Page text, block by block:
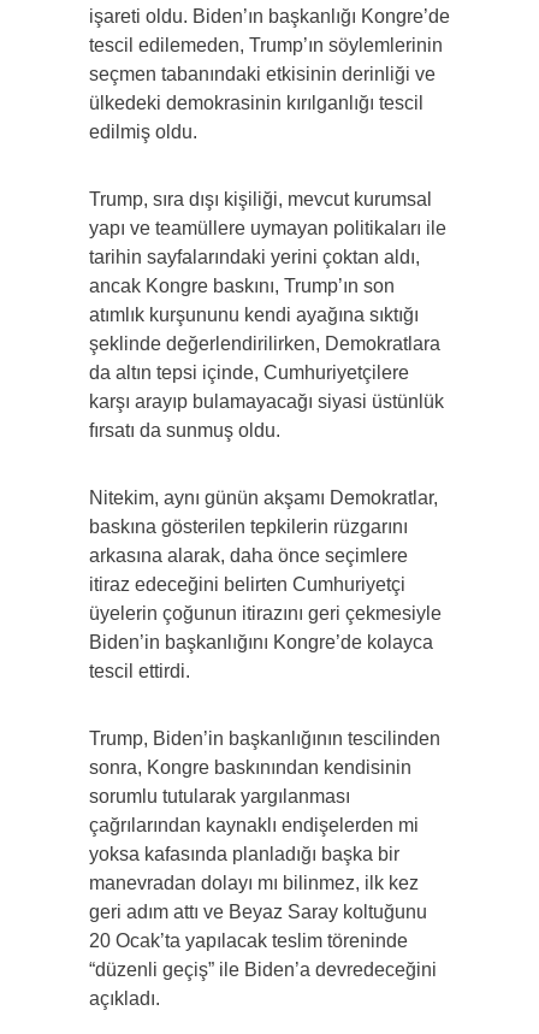
işareti oldu. Biden’ın başkanlığı Kongre’de
tescil edilemeden, Trump’ın söylemlerinin
seçmen tabanındaki etkisinin derinliği ve
ülkedeki demokrasinin kırılganlığı tescil
edilmiş oldu.
Trump, sıra dışı kişiliği, mevcut kurumsal
yapı ve teamüllere uymayan politikaları ile
tarihin sayfalarındaki yerini çoktan aldı,
ancak Kongre baskını, Trump’ın son
atımlık kurşununu kendi ayağına sıktığı
şeklinde değerlendirilirken, Demokratlara
da altın tepsi içinde, Cumhuriyetçilere
karşı arayıp bulamayacağı siyasi üstünlük
fırsatı da sunmuş oldu.
Nitekim, aynı günün akşamı Demokratlar,
baskına gösterilen tepkilerin rüzgarını
arkasına alarak, daha önce seçimlere
itiraz edeceğini belirten Cumhuriyetçi
üyelerin çoğunun itirazını geri çekmesiyle
Biden’in başkanlığını Kongre’de kolayca
tescil ettirdi.
Trump, Biden’in başkanlığının tescilinden
sonra, Kongre baskınından kendisinin
sorumlu tutularak yargılanması
çağrılarından kaynaklı endişelerden mi
yoksa kafasında planladığı başka bir
manevradan dolayı mı bilinmez, ilk kez
geri adım attı ve Beyaz Saray koltuğunu
20 Ocak’ta yapılacak teslim töreninde
“düzenli geçiş” ile Biden’a devredeceğini
açıkladı.